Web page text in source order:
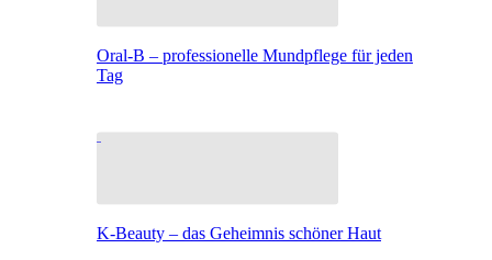
Oral-B – professionelle Mundpflege für jeden
Tag
K-Beauty – das Geheimnis schöner Haut